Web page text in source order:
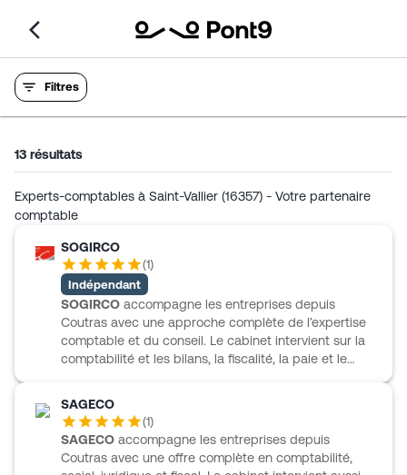
Filtres
13 résultats
Experts-comptables à Saint-Vallier (16357) - Votre partenaire
comptable
SOGIRCO
(1)
Indépendant
SOGIRCO accompagne les entreprises depuis
Coutras avec une approche complète de l’expertise
comptable et du conseil. Le cabinet intervient sur la
comptabilité et les bilans, la fiscalité, la paie et le
avec un interlocuteur capable de suivre les besoins
du quotidien comme les étapes plus structurantes.
SOGIRCO met aussi en avant des collaborateurs
expérimentés, une équipe pluridisciplinaire, un suivi
SAGECO
(1)
SAGECO accompagne les entreprises depuis
Coutras avec une offre complète en comptabilité,